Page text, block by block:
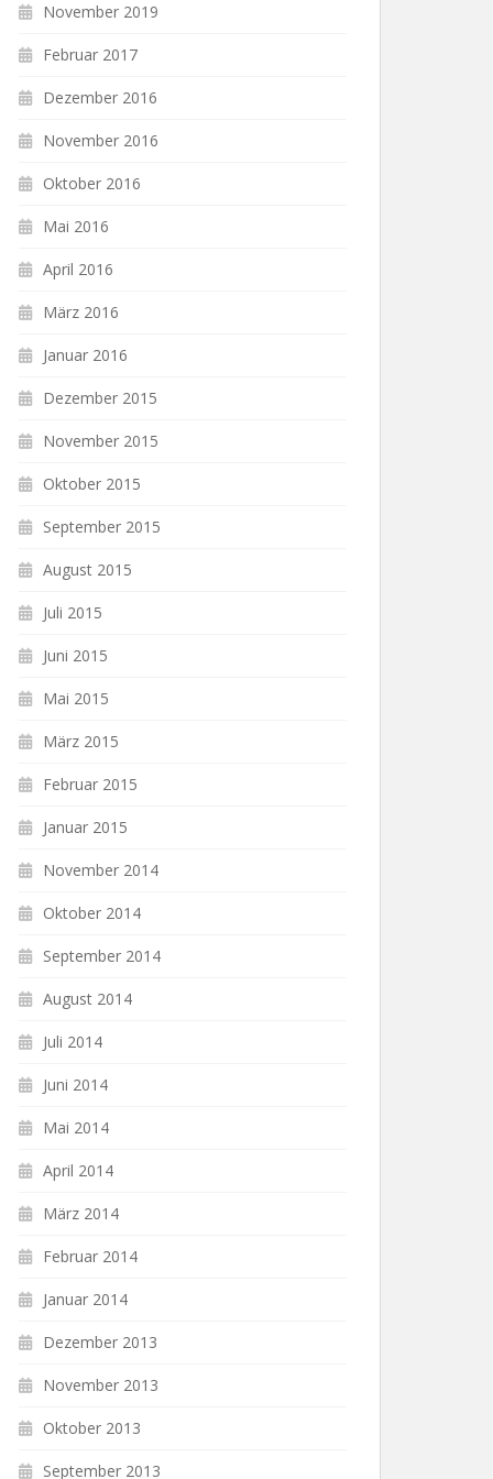
November 2019
Februar 2017
Dezember 2016
November 2016
Oktober 2016
Mai 2016
April 2016
März 2016
Januar 2016
Dezember 2015
November 2015
Oktober 2015
September 2015
August 2015
Juli 2015
Juni 2015
Mai 2015
März 2015
Februar 2015
Januar 2015
November 2014
Oktober 2014
September 2014
August 2014
Juli 2014
Juni 2014
Mai 2014
April 2014
März 2014
Februar 2014
Januar 2014
Dezember 2013
November 2013
Oktober 2013
September 2013